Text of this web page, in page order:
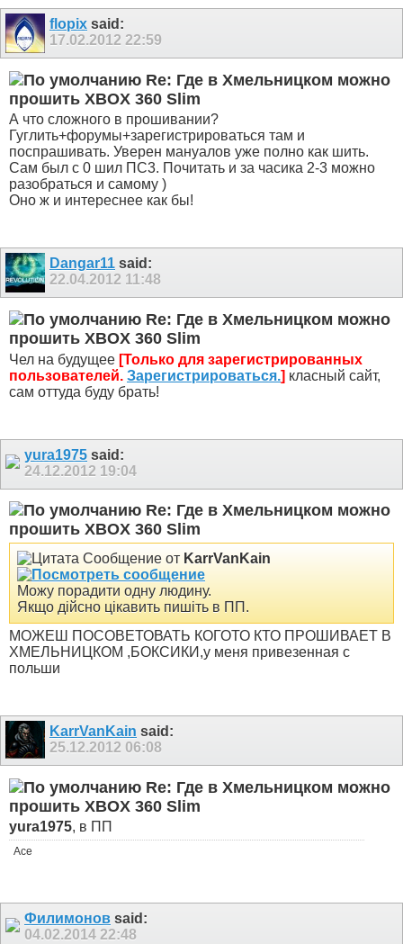
flopix said:
17.02.2012 22:59
Re: Где в Хмельницком можно
прошить XBOX 360 Slim
А что сложного в прошивании?
Гуглить+форумы+зарегистрироваться там и
поспрашивать. Уверен мануалов уже полно как шить.
Сам был с 0 шил ПС3. Почитать и за часика 2-3 можно
разобраться и самому )
Оно ж и интереснее как бы!
Dangar11 said:
22.04.2012 11:48
Re: Где в Хмельницком можно
прошить XBOX 360 Slim
Чел на будущее [Только для зарегистрированных
пользователей. Зарегистрироваться.] класный сайт,
сам оттуда буду брать!
yura1975 said:
24.12.2012 19:04
Re: Где в Хмельницком можно
прошить XBOX 360 Slim
Сообщение от KarrVanKain
Можу порадити одну людину.
Якщо дійсно цікавить пишіть в ПП.
МОЖЕШ ПОСОВЕТОВАТЬ КОГОТО КТО ПРОШИВАЕТ В
ХМЕЛЬНИЦКОМ ,БОКСИКИ,у меня привезенная с
польши
KarrVanKain said:
25.12.2012 06:08
Re: Где в Хмельницком можно
прошить XBOX 360 Slim
yura1975, в ПП
Ace
Филимонов said:
04.02.2014 22:48